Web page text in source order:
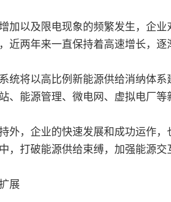
加以及限电现象的频繁发生，企
近两年来一直保持着高速增长，逐
统将以高比例新能源供给消纳体
、能源管理、微电网、虚拟电厂等
外，企业的快速发展和成功运作
，打破能源供给束缚，加强能源交
展